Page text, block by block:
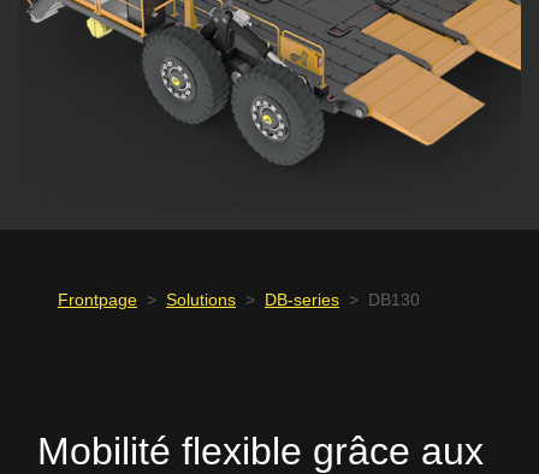
Frontpage > Solutions > DB-series > DB130
Mobilité flexible grâce aux